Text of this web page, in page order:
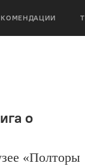
о
«Полторы